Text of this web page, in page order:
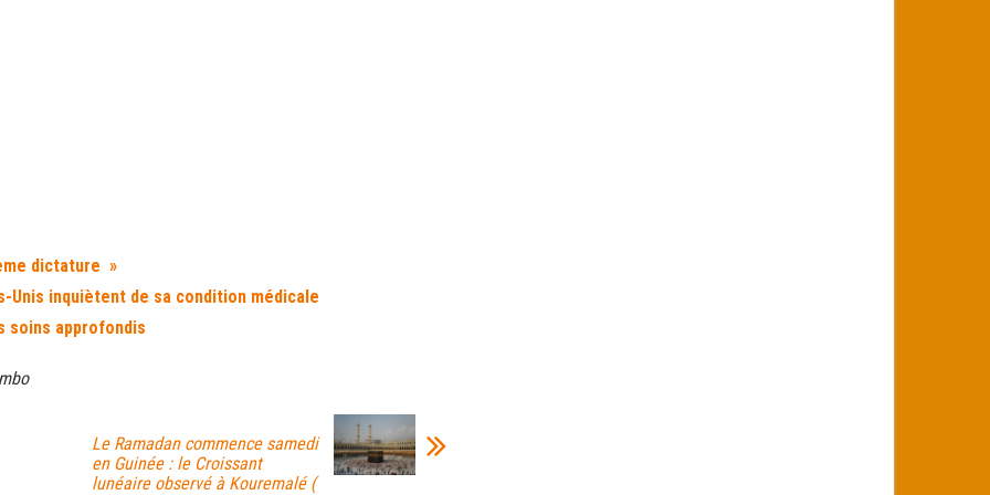
dictature »
Unis inquiètent de sa condition médicale
soins approfondis
Le Ramadan commence samedi
en Guinée : le Croissant
lunéaire observé à Kouremalé (